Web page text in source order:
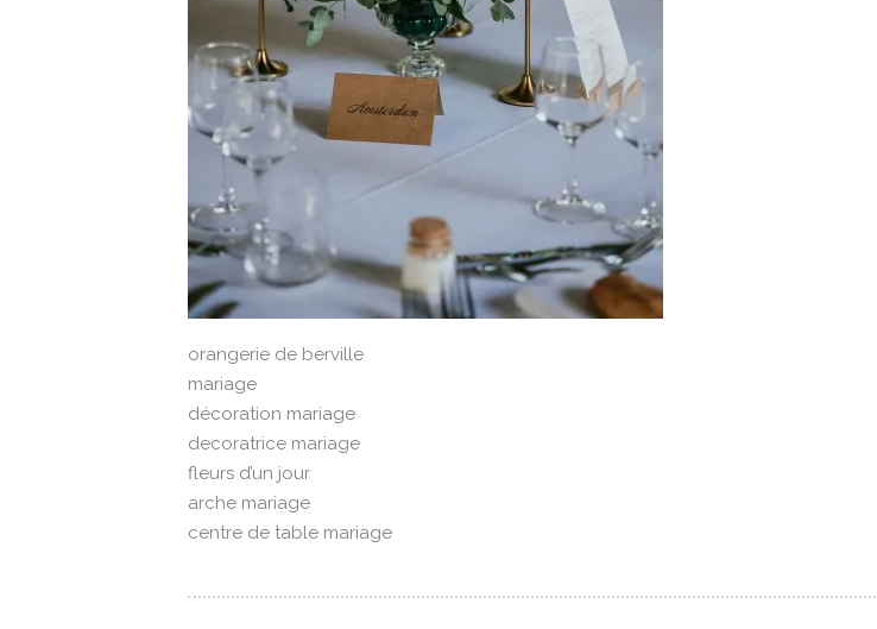
orangerie de berville
mariage
décoration mariage
decoratrice mariage
fleurs d’un jour
arche mariage
centre de table mariage